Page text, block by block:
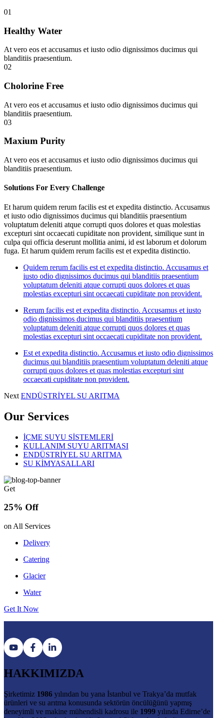
01
Healthy Water
At vero eos et accusamus et iusto odio dignissimos ducimus qui
blanditiis praesentium.
02
Cholorine Free
At vero eos et accusamus et iusto odio dignissimos ducimus qui
blanditiis praesentium.
03
Maxium Purity
At vero eos et accusamus et iusto odio dignissimos ducimus qui
blanditiis praesentium.
Solutions For Every Challenge
Et harum quidem rerum facilis est et expedita distinctio. Accusamus
et iusto odio dignissimos ducimus qui blanditiis praesentium
voluptatum deleniti atque corrupti quos dolores et quas molestias
excepturi sint occaecati cupiditate non provident, similique sunt in
culpa qui officia deserunt mollitia animi, id est laborum et dolorum
fuga. Et harum quidem rerum facilis est et expedita distinctio.
Quidem rerum facilis est et expedita distinctio. Accusamus et
iusto odio dignissimos ducimus qui blanditiis praesentium
voluptatum deleniti atque corrupti quos dolores et quas
molestias excepturi sint occaecati cupiditate non provident.
Rerum facilis est et expedita distinctio. Accusamus et iusto
odio dignissimos ducimus qui blanditiis praesentium
voluptatum deleniti atque corrupti quos dolores et quas
molestias excepturi sint occaecati cupiditate non provident.
Est et expedita distinctio. Accusamus et iusto odio dignissimos
ducimus qui blanditiis praesentium voluptatum deleniti atque
corrupti quos dolores et quas molestias excepturi sint
occaecati cupiditate non provident.
Next ENDÜSTRİYEL SU ARITMA
Our Services
İÇME SUYU SİSTEMLERİ
KULLANIM SUYU ARITMASI
ENDÜSTRİYEL SU ARITMA
SU KİMYASALLARI
Get
25% Off
on All Services
Delivery
Catering
Glacier
Water
Get It Now
HAKKIMIZDA
Şirketimiz 1986 yılından bu yana İstanbul ve Trakya’da mutfak
ürünleri ve su arıtma konusunda sektörün öncülüğünü yapmış
deneyimli ve makine mühendisli kadrosu ile 1999 yılında Edirne’de